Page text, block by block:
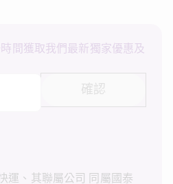
間獲取我們最新獨家優惠及
確認
運、其聯屬公司 同屬國泰